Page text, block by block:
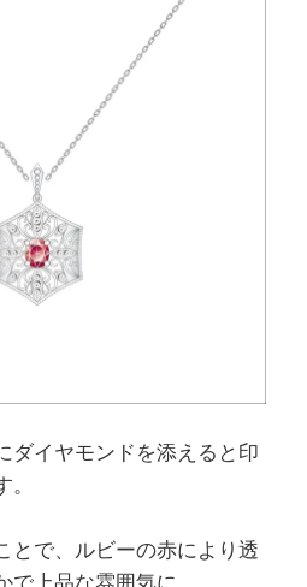
ダイヤモンドを添えると印
とで、ルビーの赤により透